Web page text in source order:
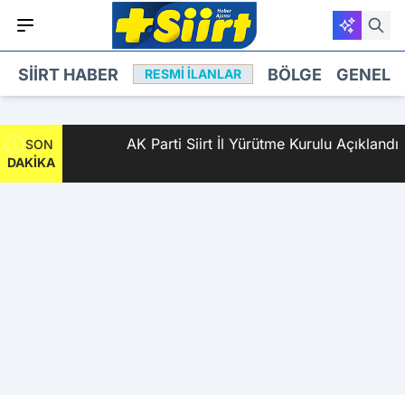
SIIRT HABER RESMI İLANLAR BÖLGE GENEL
SON
DAKİKA
2 AK Parti Siirt İl Yürütme Kurulu Açıklandı